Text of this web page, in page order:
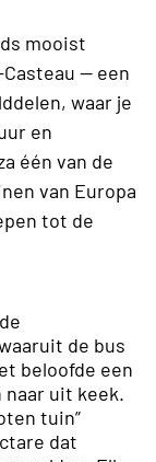
mooist
— een
waar je
en
één van de
van Europa
tot de
de bus
beloofde een
uit keek.
tuin”
dat